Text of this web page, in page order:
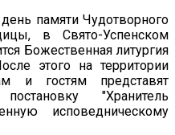
памяти Чудотворного
в Свято-Успенском
Божественная литургия
этого на территории
и гостям представят
постановку "Хранитель
исповедническому